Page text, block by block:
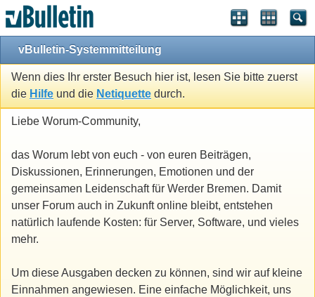
vBulletin-Systemmitteilung
Wenn dies Ihr erster Besuch hier ist, lesen Sie bitte zuerst
die Hilfe und die Netiquette durch.
Liebe Worum-Community,
das Worum lebt von euch - von euren Beiträgen,
Diskussionen, Erinnerungen, Emotionen und der
gemeinsamen Leidenschaft für Werder Bremen. Damit
unser Forum auch in Zukunft online bleibt, entstehen
natürlich laufende Kosten: für Server, Software, und vieles
mehr.
Um diese Ausgaben decken zu können, sind wir auf kleine
Einnahmen angewiesen. Eine einfache Möglichkeit, uns